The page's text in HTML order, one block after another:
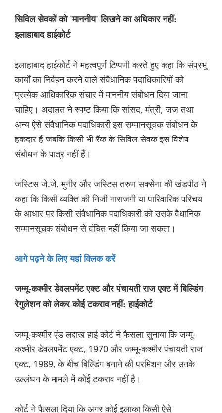
सिविल सेवकों को 'माननीय' लिखने का अधिकार नहीं:
इलाहाबाद हाईकोर्ट
इलाहाबाद हाईकोर्ट ने महत्वपूर्ण टिप्पणी करते हुए कहा कि संप्रभु
कार्यों का निर्वहन करने वाले संवैधानिक पदाधिकारियों को
प्रत्येक आधिकारिक संचार में माननीय संबोधन दिया जाना
चाहिए। अदालत ने स्पष्ट किया कि सांसद, मंत्री, जज तथा
अन्य ऐसे संवैधानिक पदाधिकारी इस सम्मानसूचक संबोधन के
हकदार हैं जबकि किसी भी रैंक के सिविल सेवक इस विशेष
संबोधन के पात्र नहीं हैं।
जस्टिस जे.जे. मुनीर और जस्टिस तरुण सक्सेना की खंडपीठ ने
कहा कि किसी व्यक्ति की निजी नाराजगी या पारिवारिक परिचय
के आधार पर किसी संवैधानिक पदाधिकारी को उसके वैधानिक
सम्मानसूचक संबोधन से वंचित नहीं किया जा सकता।
आगे पढ़ने के लिए यहां क्लिक करें
जम्मू-कश्मीर डेवलपमेंट एक्ट और पंचायती राज एक्ट में बिल्डिंग
रेगुलेशन को लेकर कोई टकराव नहीं: हाईकोर्ट
जम्मू-कश्मीर एंड लद्दाख हाई कोर्ट ने फैसला सुनाया कि जम्मू-
कश्मीर डेवलपमेंट एक्ट, 1970 और जम्मू-कश्मीर पंचायती राज
एक्ट, 1989, के बीच बिल्डिंग बनाने की परमिशन और उनके
उल्लंघन के मामले में कोई टकराव नहीं है।
कोर्ट ने फैसला दिया कि अगर कोई इलाका किसी ऐसे